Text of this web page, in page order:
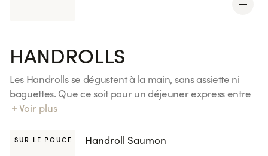
HANDROLLS
Les Handrolls se dégustent à la main, sans assiette ni
baguettes. Que ce soit pour un déjeuner express entre
deux réunions, un dîner à emporter dans le train ou un
parfait pour un repas gourmand. Découvrez nos 4
Voir plus
SUR LE POUCE Handroll Saumon